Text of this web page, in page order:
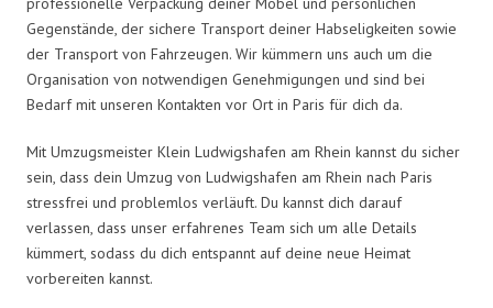
Gegenstände, der sichere Transport deiner Habseligkeiten sowie
der Transport von Fahrzeugen. Wir kümmern uns auch um die
Organisation von notwendigen Genehmigungen und sind bei
Bedarf mit unseren Kontakten vor Ort in Paris für dich da.
Mit Umzugsmeister Klein Ludwigshafen am Rhein kannst du sicher
sein, dass dein Umzug von Ludwigshafen am Rhein nach Paris
stressfrei und problemlos verläuft. Du kannst dich darauf
verlassen, dass unser erfahrenes Team sich um alle Details
kümmert, sodass du dich entspannt auf deine neue Heimat
vorbereiten kannst.